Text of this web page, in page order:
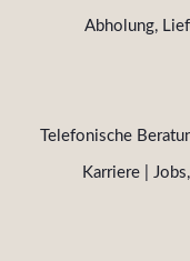
Abholung,
Telefonische
Karriere |